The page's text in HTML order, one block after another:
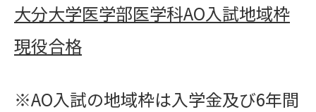
大分大学医学部医学科AO入試地域枠
現役合格
※AO入試の地域枠は入学金及び6年間